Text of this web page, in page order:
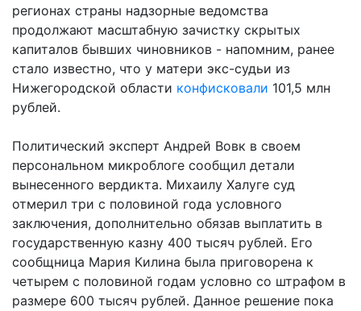
регионах страны надзорные ведомства
продолжают масштабную зачистку скрытых
капиталов бывших чиновников - напомним, ранее
стало известно, что у матери экс-судьи из
Нижегородской области конфисковали 101,5 млн
рублей.
Политический эксперт Андрей Вовк в своем
персональном микроблоге сообщил детали
вынесенного вердикта. Михаилу Халуге суд
отмерил три с половиной года условного
заключения, дополнительно обязав выплатить в
государственную казну 400 тысяч рублей. Его
сообщница Мария Килина была приговорена к
четырем с половиной годам условно со штрафом в
размере 600 тысяч рублей. Данное решение пока